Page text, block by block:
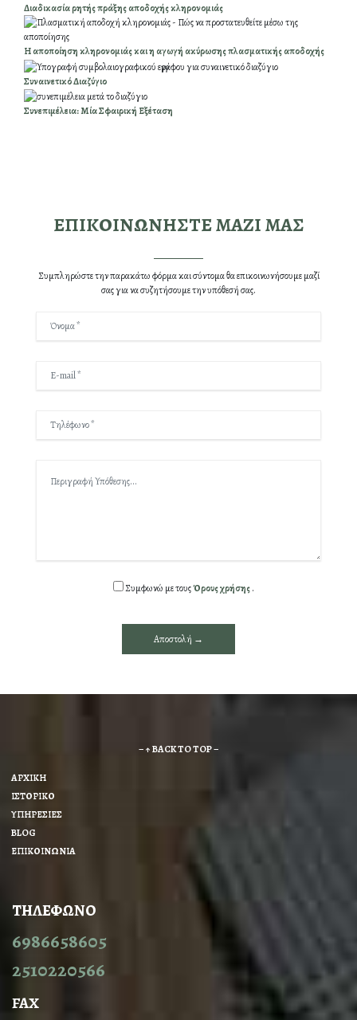
Διαδικασία ρητής πράξης αποδοχής κληρονομιάς
Η αποποίηση κληρονομιάς και η αγωγή ακύρωσης πλασματικής αποδοχής
Συναινετικό Διαζύγιο
Συνεπιμέλεια: Μία Σφαιρική Εξέταση
ΕΠΙΚΟΙΝΩΝΗΣΤΕ ΜΑΖΙ ΜΑΣ
Συμπληρώστε την παρακάτω φόρμα και σύντομα θα επικοινωνήσουμε μαζί
σας για να συζητήσουμε την υπόθεσή σας.
Συμφωνώ με τουςΌρους χρήσης.
– ↑ BACK TO TOP –
ΑΡΧΙΚΗ
ΙΣΤΟΡΙΚΟ
ΥΠΗΡΕΣΙΕΣ
BLOG
ΕΠΙΚΟΙΝΩΝΙΑ
ΤΗΛΕΦΩΝΟ
6986658605
2510220566
FAX